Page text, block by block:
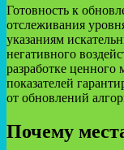
Готовность к
отслеживания
указаниям
негативного
разработке
показателей
от обновлений
Почему